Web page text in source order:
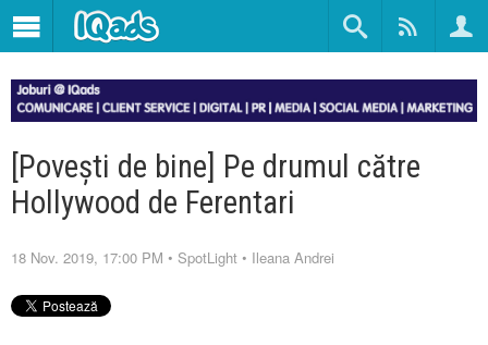
[Povești de bine] Pe drumul către
Hollywood de Ferentari
18 Nov. 2019, 17:00 PM • SpotLight • Ileana Andrei